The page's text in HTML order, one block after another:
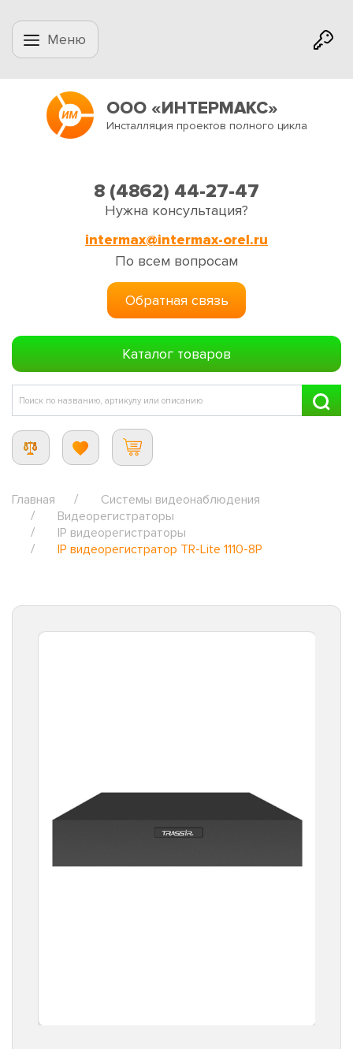
Меню
ООО «ИНТЕРМАКС»
Инсталляция проектов полного цикла
8 (4862) 44-27-47
Нужна консультация?
intermax@intermax-orel.ru
По всем вопросам
Обратная связь
Каталог товаров
Главная
Системы видеонаблюдения
Видеорегистраторы
IP видеорегистраторы
IP видеорегистратор TR-Lite 1110-8P